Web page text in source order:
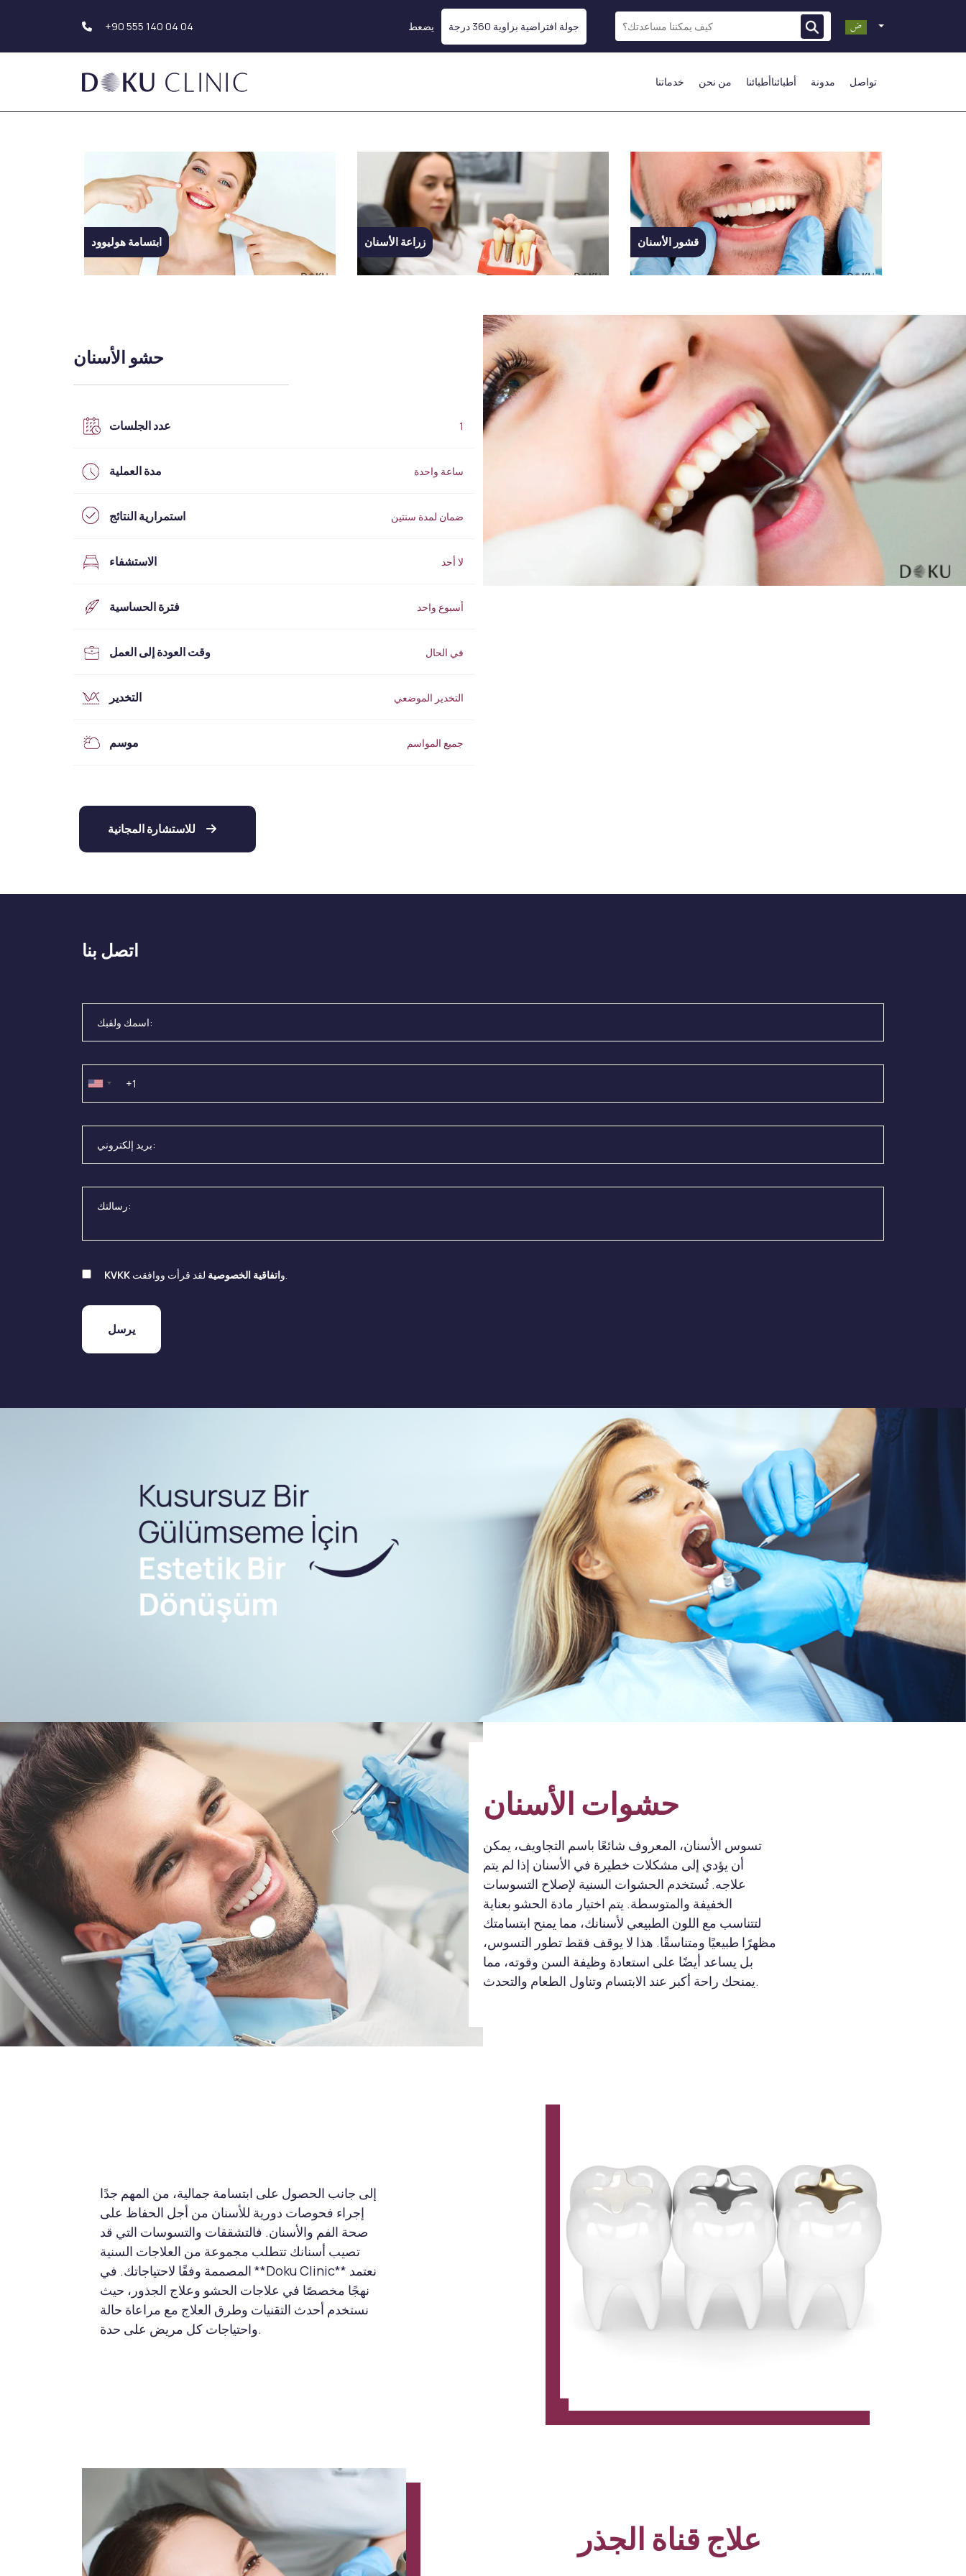
+90 555 140 04 04 يضعط جولة افتراضية بزاوية 360 درجة
خدماتنا
زراعة اللحية ( الذقن)
زراعة الحاجب
علاجات الليزر
فراكشنال ليزر
إزالة الوشم بالليزر
Emtone
Emsculpt
CoolSculpting
علاج علامات التمدد
شد الوجه والرقبة
جمالية الجفن
تجميل الأذن
تجميل الأنف
تجميل الأنف
تجميل الأنف العرقي
عملية تجميل الأنف
تكبير الصدر
تصغير الصدر
رفع الصدر
التثدي
شد الوجه غير الجراحي
شدّ الوجه بالليزر باستخدام
تقنية Endolift
حشو الشفاه
حشوة الخد
حشوة الجبين
حشوة أسفل العين بالضوء
حشوة الفك
حقن الفيلر للوجه
تجديد الجلد
الميزوثيرابي
لقاح الرطوبة
الحمض النووي للسلمون
لقاح الكولاجين
إكسير الشباب
علاج النمش والبقع الداكنة
بالليزر
علاج حب الشباب
من نحن أطبائناأطبائنا مدونة تواصل
ابتسامة هوليوود زراعة الأسنان قشور الأسنان
حشو الأسنان
عدد الجلسات 1
مدة العملية ساعة واحدة
استمرارية النتائج ضمان لمدة سنتين
الاستشفاء لا أحد
فترة الحساسية أسبوع واحد
وقت العودة إلى العمل في الحال
التخدير التخدير الموضعي
موسم جميع المواسم
للاستشارة المجانية
اتصل بنا
KVKK واتفاقية الخصوصية لقد قرأت ووافقت.
حشوات الأسنان
تسوس الأسنان، المعروف شائعًا باسم التجاويف، يمكن
أن يؤدي إلى مشكلات خطيرة في الأسنان إذا لم يتم
علاجه. تُستخدم الحشوات السنية لإصلاح التسوسات
الخفيفة والمتوسطة. يتم اختيار مادة الحشو بعناية
لتتناسب مع اللون الطبيعي لأسنانك، مما يمنح ابتسامتك
مظهرًا طبيعيًا ومتناسقًا. هذا لا يوقف فقط تطور التسوس،
بل يساعد أيضًا على استعادة وظيفة السن وقوته، مما
يمنحك راحة أكبر عند الابتسام وتناول الطعام والتحدث.
إلى جانب الحصول على ابتسامة جمالية، من المهم جدًا
إجراء فحوصات دورية للأسنان من أجل الحفاظ على
صحة الفم والأسنان. فالتشققات والتسوسات التي قد
تصيب أسنانك تتطلب مجموعة من العلاجات السنية
المصممة وفقًا لاحتياجاتك. في **Doku Clinic** نعتمد
نهجًا مخصصًا في علاجات الحشو وعلاج الجذور، حيث
نستخدم أحدث التقنيات وطرق العلاج مع مراعاة حالة
واحتياجات كل مريض على حدة.
علاج قناة الجذر